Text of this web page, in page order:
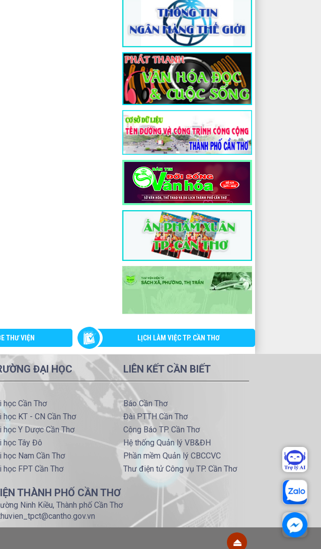
THƯ VIỆN LỊCH LÀM VIỆC TP. CẦN THƠ
ĐẠI HỌC
học Cần Thơ
học KT - CN Cần Thơ
học Y Dược Cần Thơ
học Tây Đô
học Nam Cần Thơ
học FPT Cần Thơ
LIÊN KẾT CẦN BIẾT
Báo Cần Thơ
Đài PTTH Cần Thơ
Công Báo TP. Cần Thơ
Hệ thống Quản lý VB&ĐH
Phần mềm Quản lý CBCCVC
Thư điện tử Công vụ TP. Cần Thơ
THÀNH PHỐ CẦN THƠ
Ninh Kiều, Thành phố Cần Thơ